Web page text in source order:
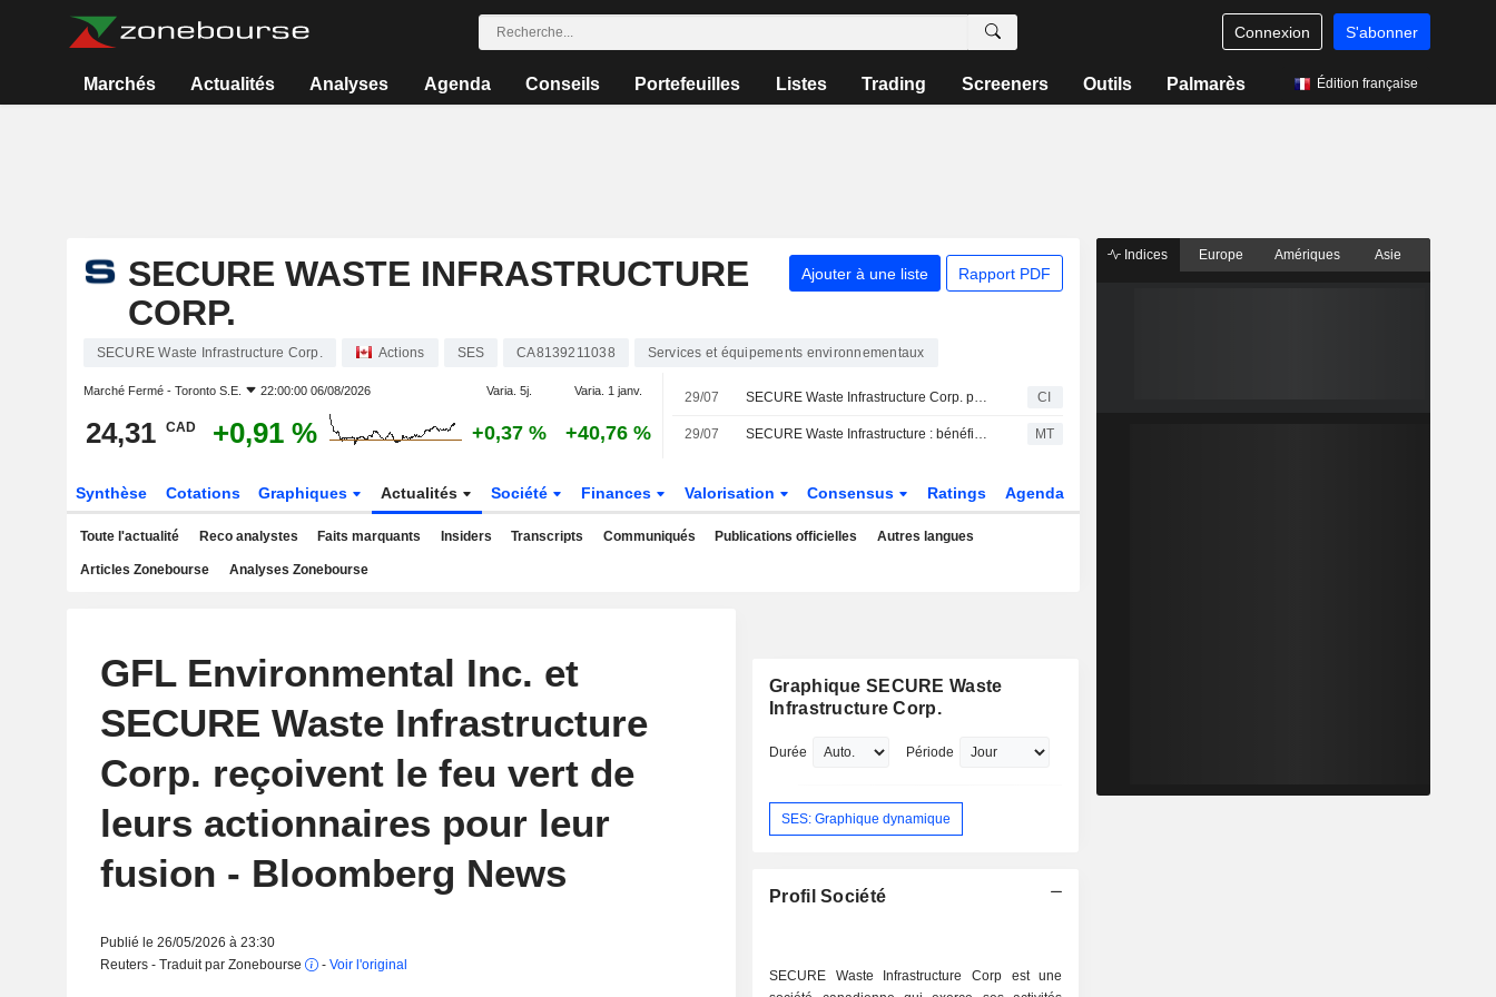
Connexion S'abonner
Marchés Actualités Analyses Agenda Conseils Portefeuilles Listes Trading Screeners Outils Palmarès Édition française
SECURE WASTE INFRASTRUCTURE
CORP.
Ajouter à une liste Rapport PDF
SECURE Waste Infrastructure Corp. Actions SES CA8139211038 Services et équipements environnementaux
Marché Fermé - Toronto S.E. 22:00:00 06/08/2026 Varia. 5j. Varia. 1 janv.
24,31 CAD +0,91 % +0,37 % +40,76 %
29/07 SECURE Waste Infrastructure Corp. publie ses résultats pour le deuxième trimestre et le premier semestre clos le 30 juin 2026 CI
29/07 SECURE Waste Infrastructure : bénéfice et chiffre d'affaires supérieurs aux attentes au T2 ; les perspectives d'EBITDA pour 2026 sont maintenues MT
Synthèse Cotations Graphiques Actualités Société Finances Valorisation Consensus Ratings Agenda
Toute l'actualité Reco analystes Faits marquants Insiders Transcripts Communiqués Publications officielles Autres langues
Articles Zonebourse Analyses Zonebourse
GFL Environmental Inc. et
SECURE Waste Infrastructure
Corp. reçoivent le feu vert de
leurs actionnaires pour leur
fusion - Bloomberg News
Publié le 26/05/2026 à 23:30
Reuters - Traduit par Zonebourse
- Voir l'original
Graphique SECURE Waste
Infrastructure Corp.
Durée Période
SES: Graphique dynamique
Profil Société
SECURE Waste Infrastructure Corp est une
Indices Europe Amériques Asie